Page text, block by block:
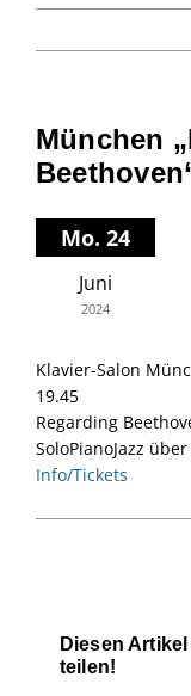
München
Mo. 24
Juni
2024
Klavier-Salon
19.45
Regarding
SoloPianoJazz
Info/Tickets
Diesen Artikel
teilen!